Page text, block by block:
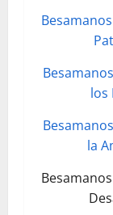
los
la